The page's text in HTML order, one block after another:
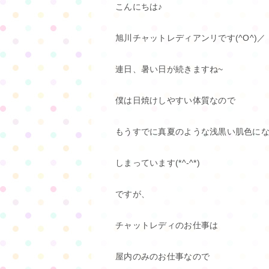
こんにちは♪
旭川チャットレディアンリです(^O^)／
連日、暑い日が続きますね~
僕は日焼けしやすい体質なので
もうすでに真夏のような浅黒い肌色に
しまっています(*^-^*)
ですが、
チャットレディのお仕事は
屋内のみのお仕事なので